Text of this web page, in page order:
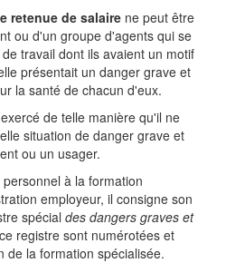
retenue de salaire ne peut être
ou d'un groupe d'agents qui se
travail dont ils avaient un motif
présentait un danger grave et
la santé de chacun d'eux.
de telle manière qu'il ne
situation de danger grave et
ou un usager.
à la formation
employeur, il consigne son
spécial des dangers graves et
registre sont numérotées et
de la formation spécialisée.